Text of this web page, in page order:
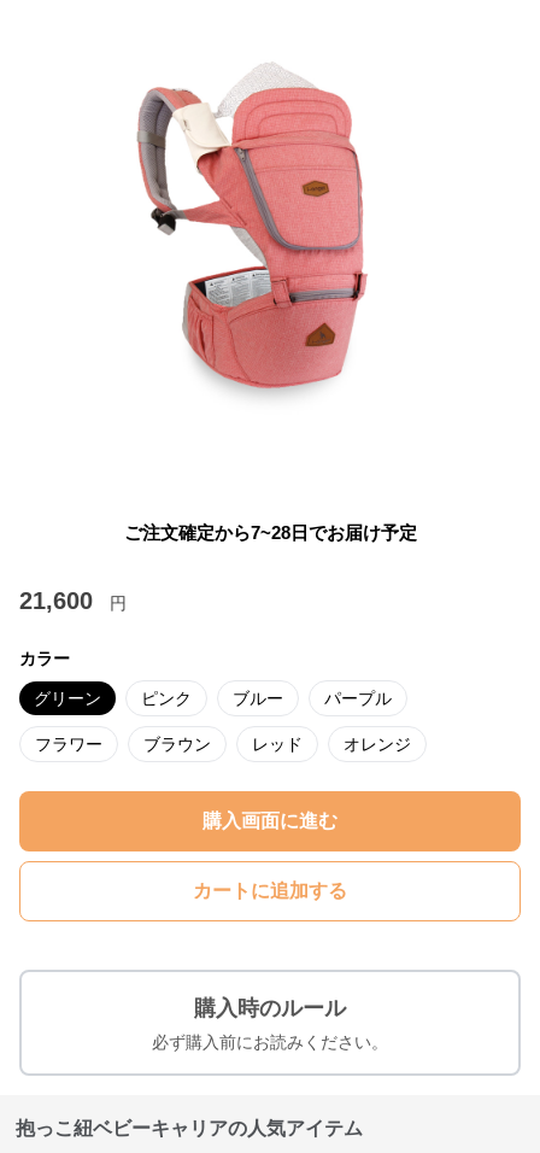
ご注文確定から7~28日でお届け予定
21,600 円
カラー
グリーン ピンク ブルー パープル
フラワー ブラウン レッド オレンジ
購入画面に進む
カートに追加する
購入時のルール
必ず購入前にお読みください。
抱っこ紐ベビーキャリアの人気アイテム